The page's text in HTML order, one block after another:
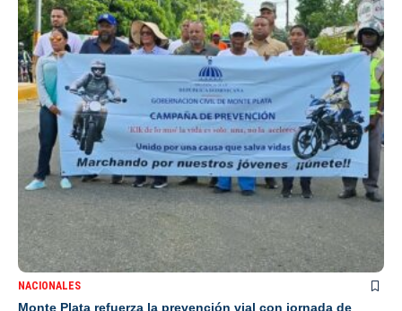
NACIONALES
Monte Plata refuerza la prevención vial con jornada de